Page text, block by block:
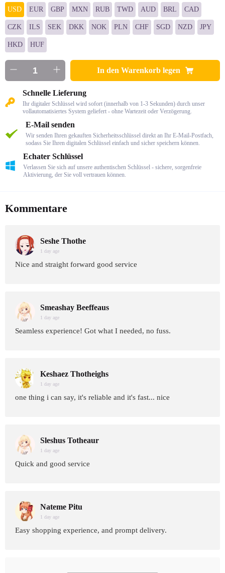
USD EUR GBP MXN RUB TWD AUD BRL CAD
CZK ILS SEK DKK NOK PLN CHF SGD NZD JPY
HKD HUF
In den Warenkorb legen
Schnelle Lieferung
Ihr digitaler Schlüssel wird sofort (innerhalb von 1-3 Sekunden) durch unser
vollautomatisiertes System geliefert - ohne Wartezeit oder Verzögerung.
E-Mail senden
Wir senden Ihren gekauften Sicherheitsschlüssel direkt an Ihr E-Mail-Postfach,
sodass Sie Ihren digitalen Schlüssel einfach und sicher speichern können.
Echater Schlüssel
Verlassen Sie sich auf unsere authentischen Schlüssel - sichere, sorgenfreie
Aktivierung, der Sie voll vertrauen können.
Kommentare
Seshe Thothe
1 day age
Nice and straight forward good service
Smeashay Beeffeaus
1 day age
Seamless experience! Got what I needed, no fuss.
Keshaez Thotheighs
1 day age
one thing i can say, it's reliable and it's fast... nice
Sleshus Totheaur
1 day age
Quick and good service
Nateme Pitu
1 day age
Easy shopping experience, and prompt delivery.